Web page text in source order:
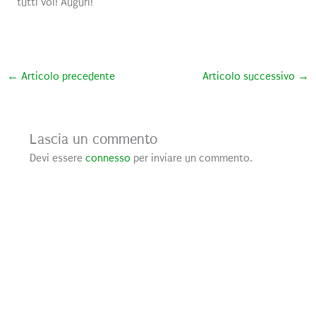
tutti voi! Auguri!
← Articolo precedente Articolo successivo →
Lascia un commento
Devi essere connesso per inviare un commento.